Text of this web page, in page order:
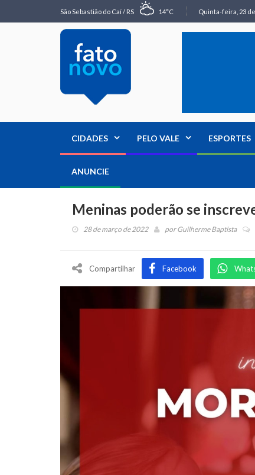
São Sebastião do Caí / RS 14°C Quinta-feira, 23
CIDADES PELO VALE ESPORTES
ANUNCIE
Meninas poderão se
28 de março de 2022 porGuilherme Baptista
Compartilhar Facebook